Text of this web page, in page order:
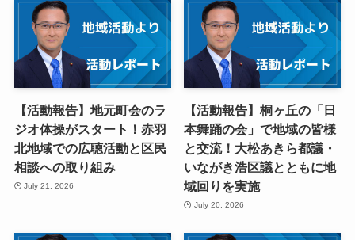
【活動報告】地元町会のラ
ジオ体操がスタート！赤羽
北地域での広聴活動と区民
相談への取り組み
July 21, 2026
【活動報告】桐ヶ丘の「日
本舞踊の会」で地域の皆様
と交流！大松あきら都議・
いながき浩区議とともに地
域回りを実施
July 20, 2026